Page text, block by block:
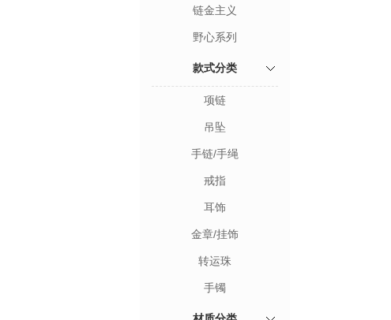
链金主义
野心系列
款式分类
项链
吊坠
手链/手绳
戒指
耳饰
金章/挂饰
转运珠
手镯